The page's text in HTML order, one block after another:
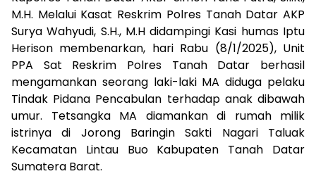
M.H. Melalui Kasat Reskrim Polres Tanah Datar AKP
Surya Wahyudi, S.H., M.H didampingi Kasi humas Iptu
Herison membenarkan, hari Rabu (8/1/2025), Unit
PPA Sat Reskrim Polres Tanah Datar berhasil
mengamankan seorang laki-laki MA diduga pelaku
Tindak Pidana Pencabulan terhadap anak dibawah
umur. Tetsangka MA diamankan di rumah milik
istrinya di Jorong Baringin Sakti Nagari Taluak
Kecamatan Lintau Buo Kabupaten Tanah Datar
Sumatera Barat.